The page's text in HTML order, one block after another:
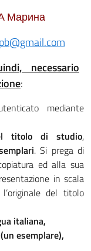
Марина
necessario
:
mediante
titolo di studio,
. Si prega di
ed alla sua
in scala
del titolo
italiana,
esemplare),